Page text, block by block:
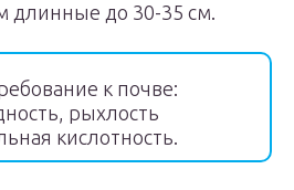
длинные до 30-35 см.
к почве:
рыхлость
кислотность.